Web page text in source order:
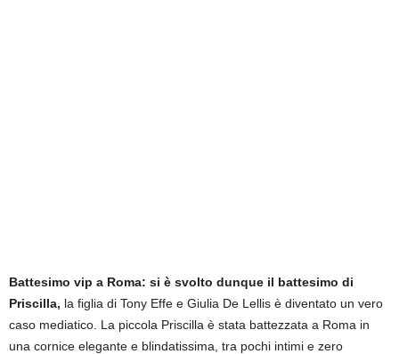
Battesimo vip a Roma: si è svolto dunque il battesimo di
Priscilla, la figlia di Tony Effe e Giulia De Lellis è diventato un vero
caso mediatico. La piccola Priscilla è stata battezzata a Roma in
una cornice elegante e blindatissima, tra pochi intimi e zero